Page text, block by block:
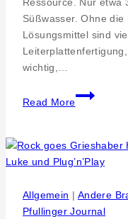
Ressource. Nur etwa
Süßwasser. Ohne
Lösungsmittel sind
wichtig,…
Read More
in
Investition
der
Allgemein | Andere
Pfullinger Journal